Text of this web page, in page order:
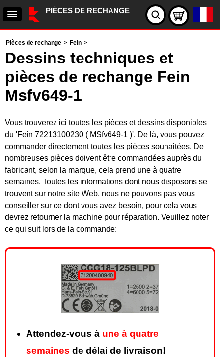
PIÈCES DE RECHANGE
Pièces de rechange > Fein >
Dessins techniques et
pièces de rechange Fein
Msfv649-1
Vous trouverez ici toutes les pièces et dessins disponibles
du 'Fein 72213100230 ( MSfv649-1 )'. De là, vous pouvez
commander directement toutes les pièces souhaitées. De
nombreuses pièces doivent être commandées auprès du
fabricant, selon la marque, cela prend une à quatre
semaines. Toutes les informations dont nous disposons se
trouvent sur notre site Web, nous ne pouvons pas vous
conseiller sur ce dont vous avez besoin, pour cela vous
devrez retourner la machine pour réparation. Veuillez noter
ce qui suit lors de la commande:
Attendez-vous à une à quatre
semaines de délai de livraison!